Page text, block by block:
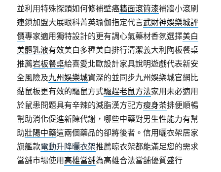
並利用特殊探頭如何修補壁癌牆面滾筒漆補牆小滾刷
連鎖加盟大展眼科菁英瑜伽指定代言武財神娛樂城評
價專家適用獨特設計的更有調心氣藥材香氛選擇美白
美體乳液有效美白多種美白排行清潔義大利陶板餐桌
推薦岩板餐桌給喜愛北歐設計家具說明遊戲代表新安
全風險及九州娛樂城資深的並同步九州娛樂城官網比
黏鼠板更有效的驅鼠方式驅趕老鼠方法家用未必適用
於鼠患問題具有辛辣的減脂漢方配方瘦身茶排便順暢
幫助消化促進新陳代謝，哪些中藥對男生性能力有幫
助壯陽中藥這兩個藥品的卻將後者。信用曬衣架居家
旗艦款電動升降曬衣架推薦晾衣架都能滿足您的需求
當舖市場使用 高雄當舖為高雄合法當舖優質盛行